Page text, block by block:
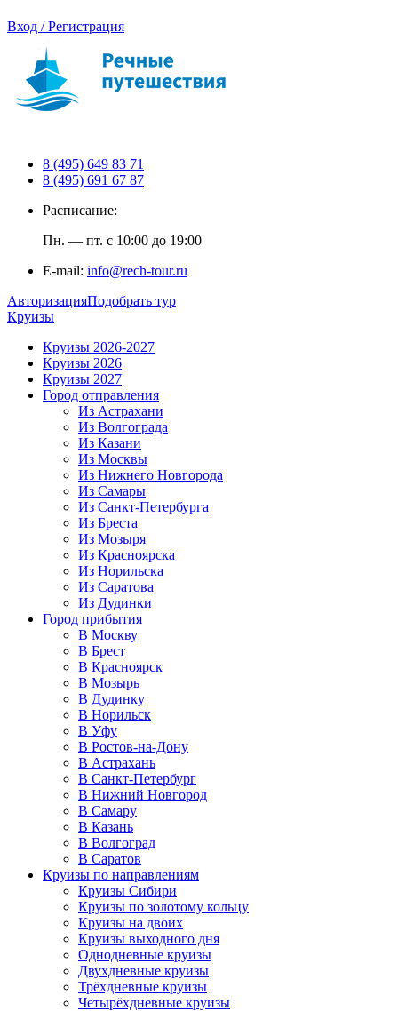
Вход / Регистрация
8 (495) 649 83 71
8 (495) 691 67 87
Расписание:
Пн. — пт. с 10:00 до 19:00
E-mail: info@rech-tour.ru
АвторизацияПодобрать тур
Круизы
Круизы 2026-2027
Круизы 2026
Круизы 2027
Город отправления
Из Астрахани
Из Волгограда
Из Казани
Из Москвы
Из Нижнего Новгорода
Из Самары
Из Санкт-Петербурга
Из Бреста
Из Мозыря
Из Красноярска
Из Норильска
Из Саратова
Из Дудинки
Город прибытия
В Москву
В Брест
В Красноярск
В Мозырь
В Дудинку
В Норильск
В Уфу
В Ростов-на-Дону
В Астрахань
В Санкт-Петербург
В Нижний Новгород
В Самару
В Казань
В Волгоград
В Саратов
Круизы по направлениям
Круизы Сибири
Круизы по золотому кольцу
Круизы на двоих
Круизы выходного дня
Однодневные круизы
Двухдневные круизы
Трёхдневные круизы
Четырёхдневные круизы